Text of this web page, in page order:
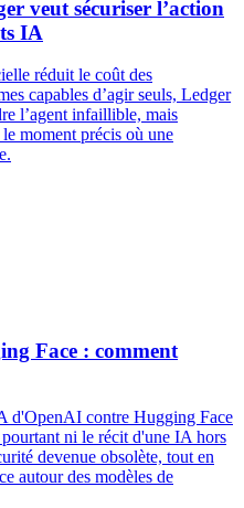
veut sécuriser l’action
IA
réduit le coût des
capables d’agir seuls, Ledger
l’agent infaillible, mais
moment précis où une
Face : comment
d'OpenAI contre Hugging Face
ni le récit d'une IA hors
devenue obsolète, tout en
autour des modèles de